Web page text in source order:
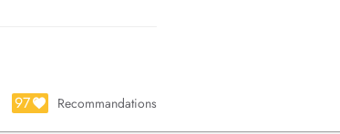
de prévention.
97 Recommandations